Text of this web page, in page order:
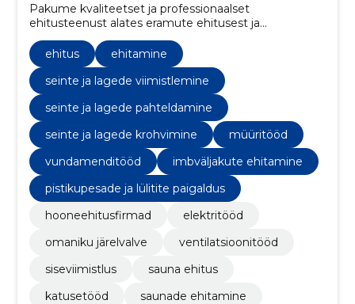
Pakume kvaliteetset ja professionaalset
ehitusteenust alates eramute ehitusest ja
renoveerimisest kuni siseviimistlus- ja eritöödeni,
tagades vastupidavad ja stiilsed lahendused vastavalt
klientide vajadustele.
ehitus
ehitamine
seinte ja lagede viimistlemine
seinte ja lagede pahteldamine
seinte ja lagede krohvimine
müüritööd
vundamenditööd
imbväljakute ehitamine
pistikupesade ja lülitite paigaldus
hooneehitusfirmad
elektritööd
omaniku järelvalve
ventilatsioonitööd
siseviimistlus
sauna ehitus
katusetööd
saunade ehitamine